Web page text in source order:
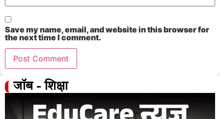
Save my name, email, and website in this browser for
the next time I comment.
जॉब - शिक्षा